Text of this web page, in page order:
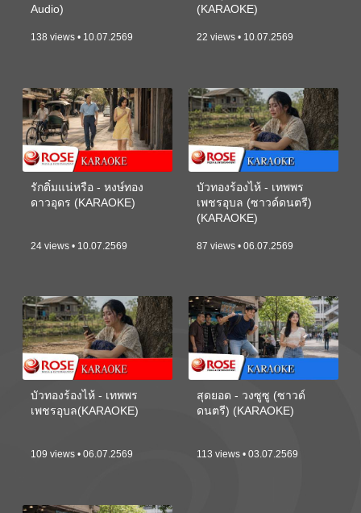
Audio)
138 views • 10.07.2569
(KARAOKE)
22 views • 10.07.2569
รักติ๋มแน่หรือ - หงษ์ทอง
ดาวอุดร (KARAOKE)
24 views • 10.07.2569
บัวทองร้องไห้ - เทพพร
เพชรอุบล (ซาวด์ดนตรี)
(KARAOKE)
87 views • 06.07.2569
บัวทองร้องไห้ - เทพพร
เพชรอุบล(KARAOKE)
109 views • 06.07.2569
สุดยอด - วงซูซู (ซาวด์
ดนตรี) (KARAOKE)
113 views • 03.07.2569